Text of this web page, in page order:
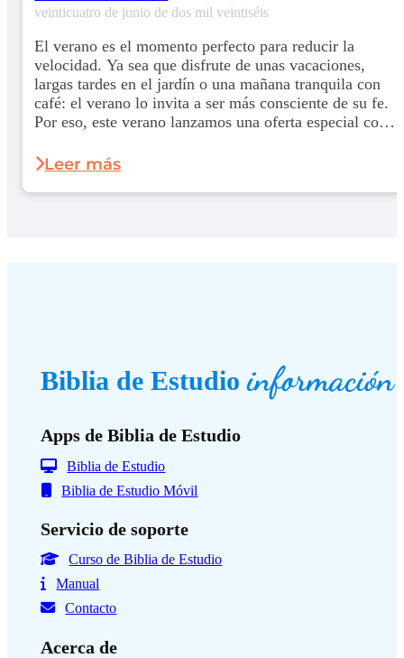
veinticuatro de junio de dos mil veintiséis
El verano es el momento perfecto para reducir la
velocidad. Ya sea que disfrute de unas vacaciones,
largas tardes en el jardín o una mañana tranquila con
café: el verano lo invita a ser más consciente de su fe.
Por eso, este verano lanzamos una oferta especial con
Leer más
Biblia de Estudioinformación
Apps de Biblia de Estudio
Biblia de Estudio
Biblia de Estudio Móvil
Servicio de soporte
Curso de Biblia de Estudio
Manual
Contacto
Acerca de